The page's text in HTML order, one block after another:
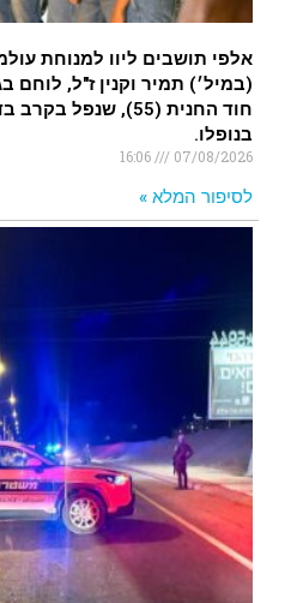
אלפי תושבים ליוו למנוחת
בנופלו.
07/08/2026
16:06
לסיפור המלא »